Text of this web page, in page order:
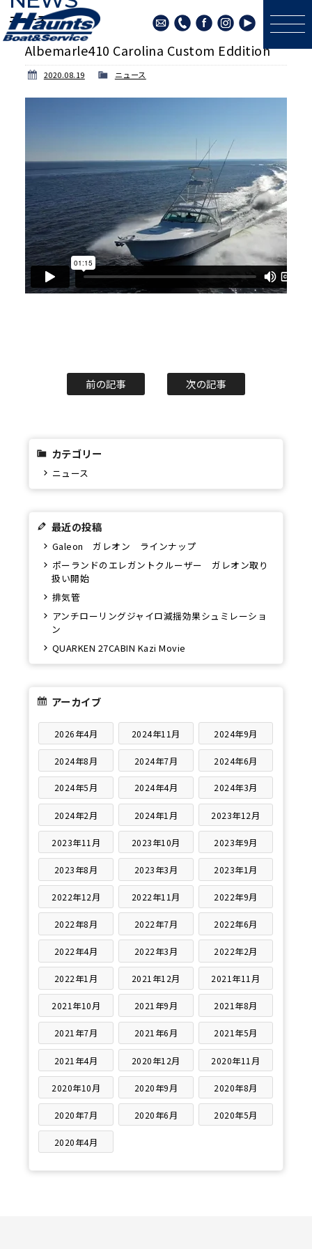
ニュース
Albemarle410 Carolina Custom Eddition
2020.08.19 ニュース
前の記事 次の記事
カテゴリー
ニュース
最近の投稿
Galeon ガレオン ラインナップ
ポーランドのエレガントクルーザー ガレオン取り
扱い開始
排気管
アンチローリングジャイロ減揺効果シュミレーショ
ン
QUARKEN 27CABIN Kazi Movie
アーカイブ
2026年4月 2024年11月 2024年9月
2024年8月 2024年7月 2024年6月
2024年5月 2024年4月 2024年3月
2024年2月 2024年1月 2023年12月
2023年11月 2023年10月 2023年9月
2023年8月 2023年3月 2023年1月
2022年12月 2022年11月 2022年9月
2022年8月 2022年7月 2022年6月
2022年4月 2022年3月 2022年2月
2022年1月 2021年12月 2021年11月
2021年10月 2021年9月 2021年8月
2021年7月 2021年6月 2021年5月
2021年4月 2020年12月 2020年11月
2020年10月 2020年9月 2020年8月
2020年7月 2020年6月 2020年5月
2020年4月